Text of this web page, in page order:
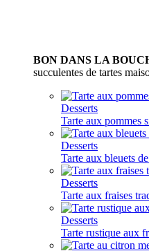
BON DANS LA
succulentes de tartes
Desserts
Tarte aux pommes
Desserts
Tarte aux bleuets
Desserts
Tarte aux fraises
Desserts
Tarte rustique aux